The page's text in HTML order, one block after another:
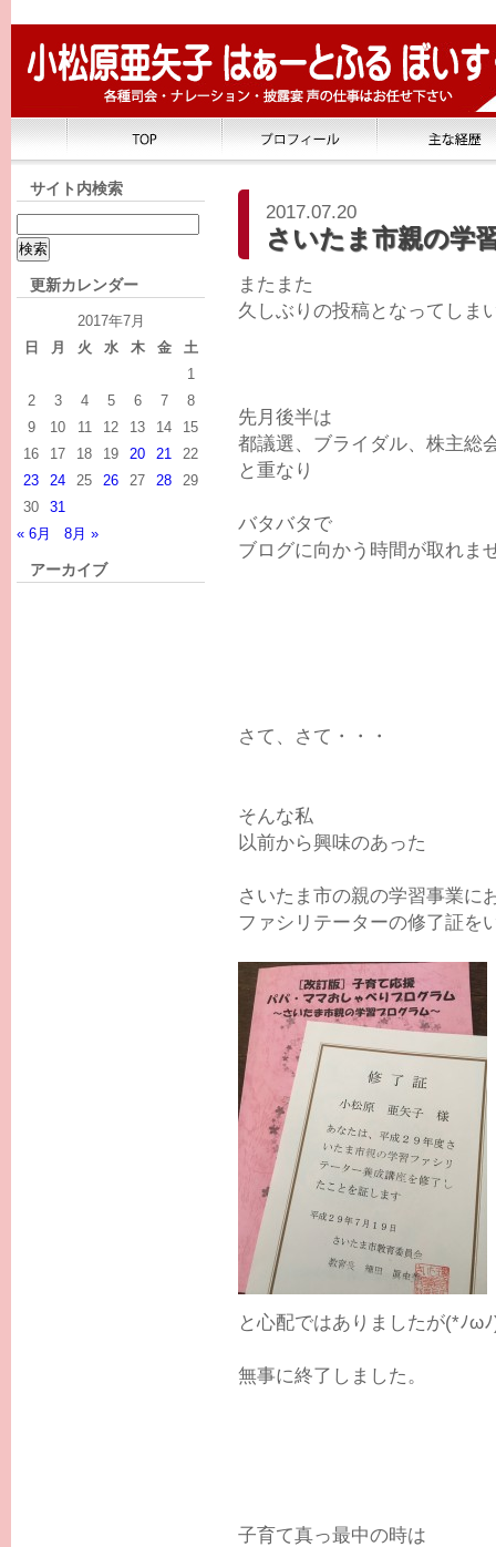
サイト内検索
更新カレンダー
2017年7月
日
月 火 水 木 金
土
1
2
3 4 5 6 7
8
9
10 11 12 13 14
15
16
17 18 19 20 21
22
23
24 25 26 27 28
29
30
31
« 6月
8月 »
アーカイブ
2017.07.20
さいたま市親の学
またまた
久しぶりの投稿となってしま
先月後半は
都議選、ブライダル、株主総
と重なり
バタバタで
ブログに向かう時間が取れま
さて、さて・・・
そんな私
以前から興味のあった
さいたま市の親の学習事業に
ファシリテーターの修了証を
と心配ではありましたが(*ﾉω
無事に終了しました。
子育て真っ最中の時は